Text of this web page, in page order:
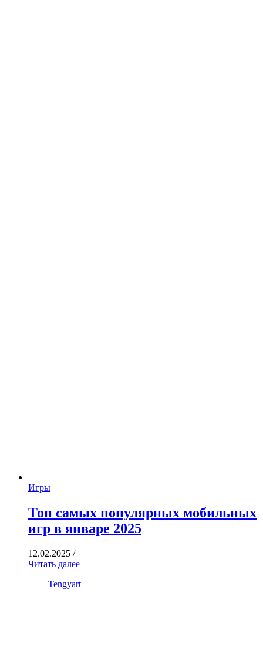
Игры
Топ самых популярных мобильных
игр в январе 2025
12.02.2025 /
Читать далее
Tengyart